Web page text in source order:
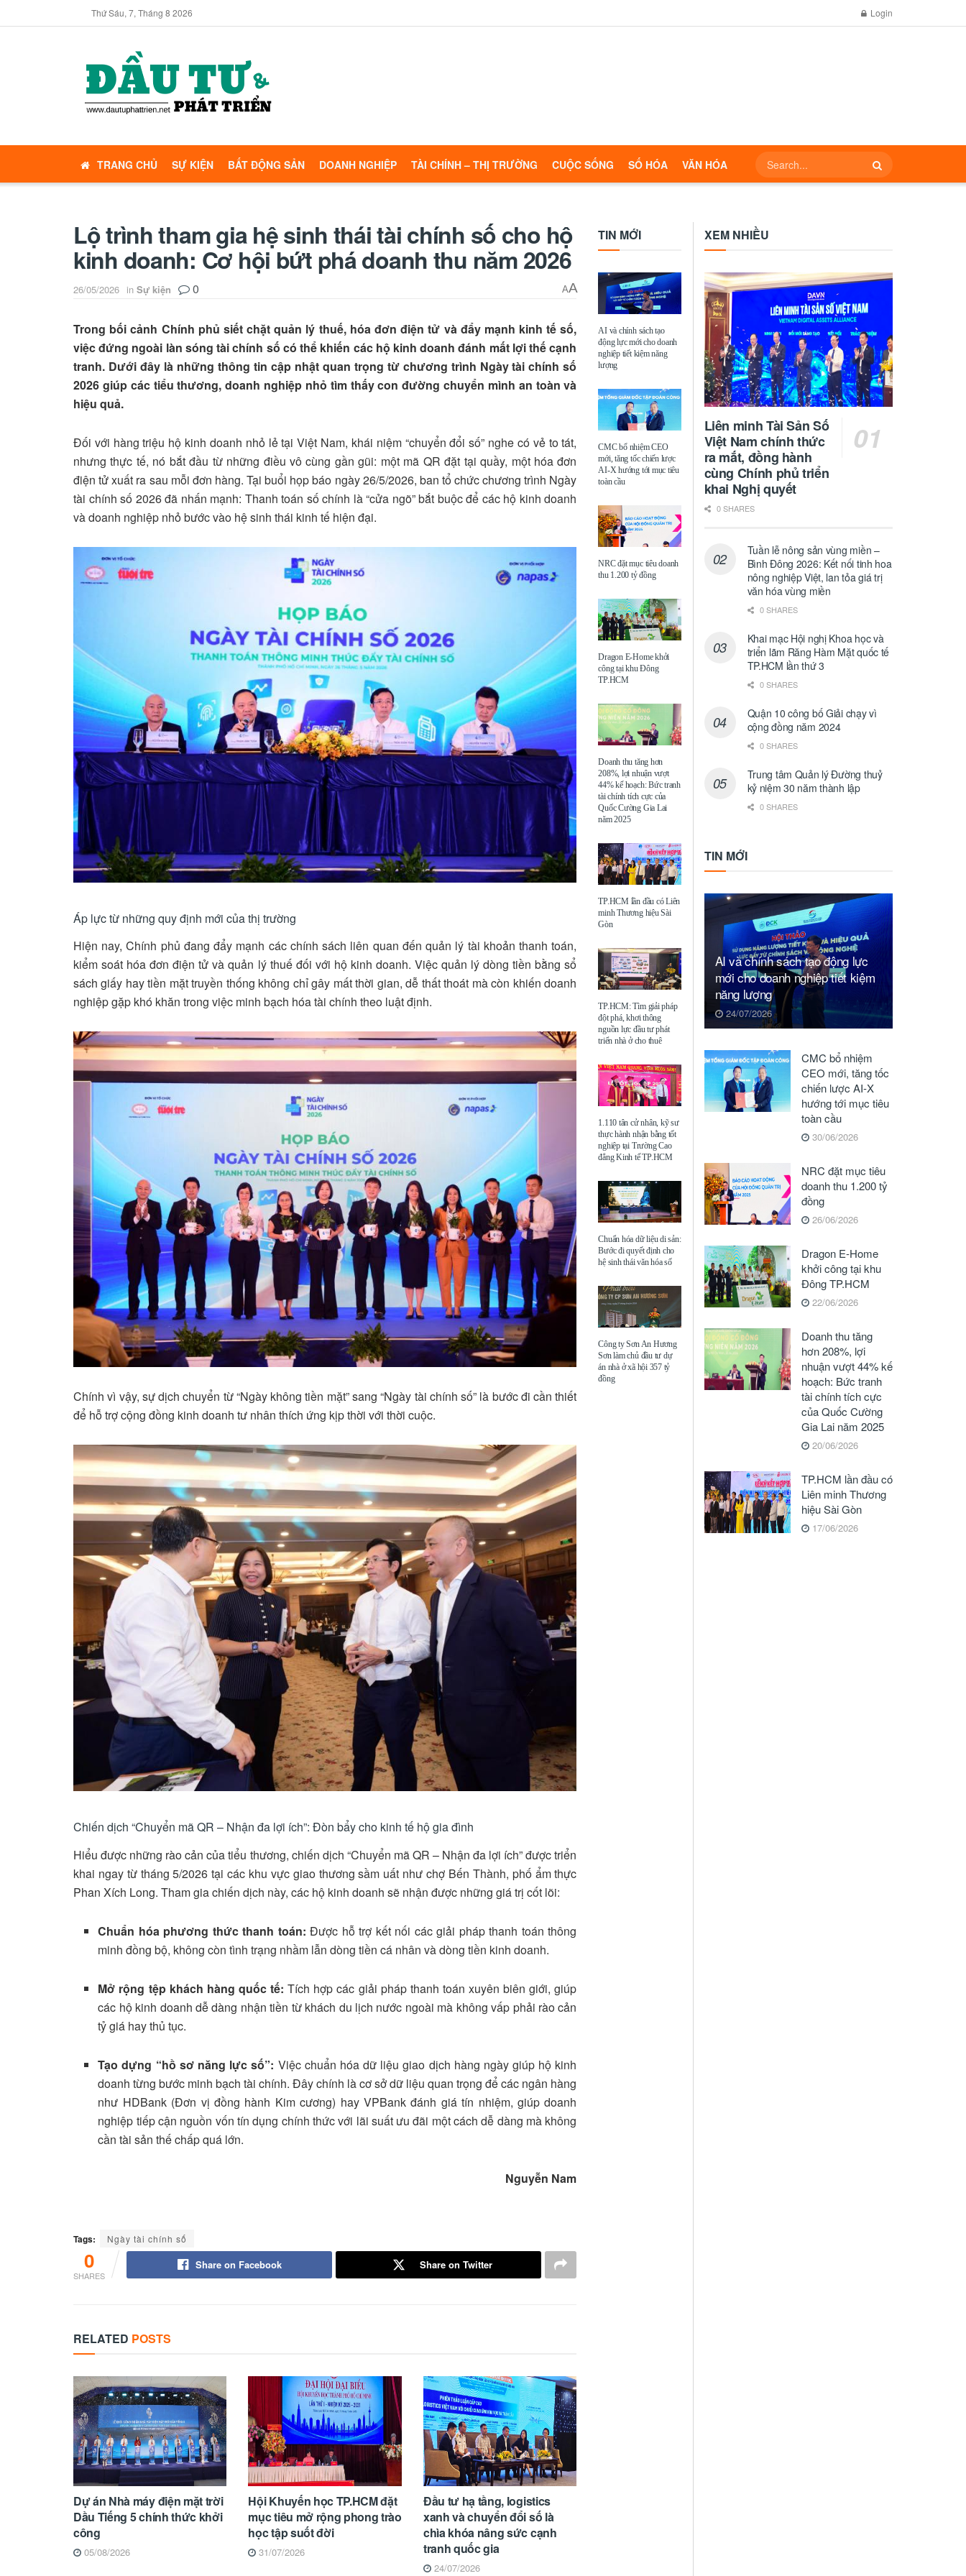
Thứ Sáu, 7, Tháng 8 2026 Login
TRANG CHỦ SỰ KIỆN BẤT ĐỘNG SẢN DOANH NGHIỆP TÀI CHÍNH – THỊ TRƯỜNG CUỘC SỐNG SỐ HÓA VĂN HÓA
Lộ trình tham gia hệ sinh thái tài chính số cho hộ
kinh doanh: Cơ hội bứt phá doanh thu năm 2026
26/05/2026 in Sự kiện 0 AA
Trong bối cảnh Chính phủ siết chặt quản lý thuế, hóa đơn điện tử và đẩy mạnh kinh tế số,
việc đứng ngoài làn sóng tài chính số có thể khiến các hộ kinh doanh đánh mất lợi thế cạnh
tranh. Dưới đây là những thông tin cập nhật quan trọng từ chương trình Ngày tài chính số
2026 giúp các tiểu thương, doanh nghiệp nhỏ tìm thấy con đường chuyển mình an toàn và
hiệu quả.
Đối với hàng triệu hộ kinh doanh nhỏ lẻ tại Việt Nam, khái niệm “chuyển đổi số” nghe có vẻ to tát,
nhưng thực tế, nó bắt đầu từ những điều vô cùng gần gũi: một mã QR đặt tại quầy, một hóa đơn
điện tử xuất ra sau mỗi đơn hàng.Tại buổi họp báo ngày 26/5/2026, ban tổ chức chương trình Ngày
tài chính số 2026 đã nhấn mạnh: Thanh toán số chính là “cửa ngõ” bắt buộc để các hộ kinh doanh
và doanh nghiệp nhỏ bước vào hệ sinh thái kinh tế hiện đại.
Áp lực từ những quy định mới của thị trường
Hiện nay, Chính phủ đang đẩy mạnh các chính sách liên quan đến quản lý tài khoản thanh toán,
kiểm soát hóa đơn điện tử và quản lý thuế đối với hộ kinh doanh.Việc quản lý dòng tiền bằng sổ
sách giấy hay tiền mặt truyền thống không chỉ gây mất thời gian, dễ thất thoát mà còn khiến doanh
nghiệp gặp khó khăn trong việc minh bạch hóa tài chính theo luật định.
Chính vì vậy, sự dịch chuyển từ “Ngày không tiền mặt” sang “Ngày tài chính số” là bước đi cần thiết
để hỗ trợ cộng đồng kinh doanh tư nhân thích ứng kịp thời với thời cuộc.
Chiến dịch “Chuyển mã QR – Nhận đa lợi ích”: Đòn bẩy cho kinh tế hộ gia đình
Hiểu được những rào cản của tiểu thương, chiến dịch “Chuyển mã QR – Nhận đa lợi ích” được triển
khai ngay từ tháng 5/2026 tại các khu vực giao thương sầm uất như chợ Bến Thành, phố ẩm thực
Phan Xích Long. Tham gia chiến dịch này, các hộ kinh doanh sẽ nhận được những giá trị cốt lõi:
Chuẩn hóa phương thức thanh toán: Được hỗ trợ kết nối các giải pháp thanh toán thông
minh đồng bộ, không còn tình trạng nhầm lẫn dòng tiền cá nhân và dòng tiền kinh doanh.
Mở rộng tệp khách hàng quốc tế: Tích hợp các giải pháp thanh toán xuyên biên giới, giúp
các hộ kinh doanh dễ dàng nhận tiền từ khách du lịch nước ngoài mà không vấp phải rào cản
tỷ giá hay thủ tục.
Tạo dựng “hồ sơ năng lực số”: Việc chuẩn hóa dữ liệu giao dịch hàng ngày giúp hộ kinh
doanh từng bước minh bạch tài chính.Đây chính là cơ sở dữ liệu quan trọng để các ngân hàng
như HDBank (Đơn vị đồng hành Kim cương) hay VPBank đánh giá tín nhiệm, giúp doanh
nghiệp tiếp cận nguồn vốn tín dụng chính thức với lãi suất ưu đãi một cách dễ dàng mà không
cần tài sản thế chấp quá lớn.
Nguyễn Nam
Tags: Ngày tài chính số
0
SHARES
Share on Facebook Share on Twitter
RELATED POSTS
Dự án Nhà máy điện mặt trời
Dầu Tiếng 5 chính thức khởi
công
05/08/2026
Hội Khuyến học TP.HCM đặt
mục tiêu mở rộng phong trào
học tập suốt đời
31/07/2026
Đầu tư hạ tầng, logistics
xanh và chuyển đổi số là
chìa khóa nâng sức cạnh
tranh quốc gia
24/07/2026
TIN MỚI
AI và chính sách tạo
động lực mới cho doanh
nghiệp tiết kiệm năng
lượng
CMC bổ nhiệm CEO
mới, tăng tốc chiến lược
AI-X hướng tới mục tiêu
toàn cầu
NRC đặt mục tiêu doanh
thu 1.200 tỷ đồng
Dragon E-Home khởi
công tại khu Đông
TP.HCM
Doanh thu tăng hơn
208%, lợi nhuận vượt
44% kế hoạch: Bức tranh
tài chính tích cực của
Quốc Cường Gia Lai
năm 2025
TP.HCM lần đầu có Liên
minh Thương hiệu Sài
Gòn
TP.HCM: Tìm giải pháp
đột phá, khơi thông
nguồn lực đầu tư phát
triển nhà ở cho thuê
1.110 tân cử nhân, kỹ sư
thực hành nhận bằng tốt
nghiệp tại Trường Cao
đẳng Kinh tế TP.HCM
Chuẩn hóa dữ liệu di sản:
Bước đi quyết định cho
hệ sinh thái văn hóa số
Công ty Sơn An Hương
Sơn làm chủ đầu tư dự
án nhà ở xã hội 357 tỷ
đồng
XEM NHIỀU
Liên minh Tài Sản Số
Việt Nam chính thức
ra mắt, đồng hành
cùng Chính phủ triển
khai Nghị quyết
0 SHARES
Tuần lễ nông sản vùng miền –
Bình Đông 2026: Kết nối tinh hoa
nông nghiệp Việt, lan tỏa giá trị
văn hóa vùng miền
0 SHARES
Khai mạc Hội nghị Khoa học và
triển lãm Răng Hàm Mặt quốc tế
TP.HCM lần thứ 3
0 SHARES
Quận 10 công bố Giải chạy vì
cộng đồng năm 2024
0 SHARES
Trung tâm Quản lý Đường thuỷ
kỷ niệm 30 năm thành lập
0 SHARES
TIN MỚI
AI và chính sách tạo động lực
mới cho doanh nghiệp tiết kiệm
năng lượng
24/07/2026
CMC bổ nhiệm
CEO mới, tăng tốc
chiến lược AI-X
hướng tới mục tiêu
toàn cầu
30/06/2026
NRC đặt mục tiêu
doanh thu 1.200 tỷ
đồng
26/06/2026
Dragon E-Home
khởi công tại khu
Đông TP.HCM
22/06/2026
Doanh thu tăng
hơn 208%, lợi
nhuận vượt 44% kế
hoạch: Bức tranh
tài chính tích cực
của Quốc Cường
Gia Lai năm 2025
20/06/2026
TP.HCM lần đầu có
Liên minh Thương
hiệu Sài Gòn
17/06/2026